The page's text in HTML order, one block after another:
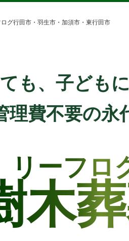
グ行田市・羽生市・加須市・東行田市
も、子ども
理費不要の永
リーフロ
木